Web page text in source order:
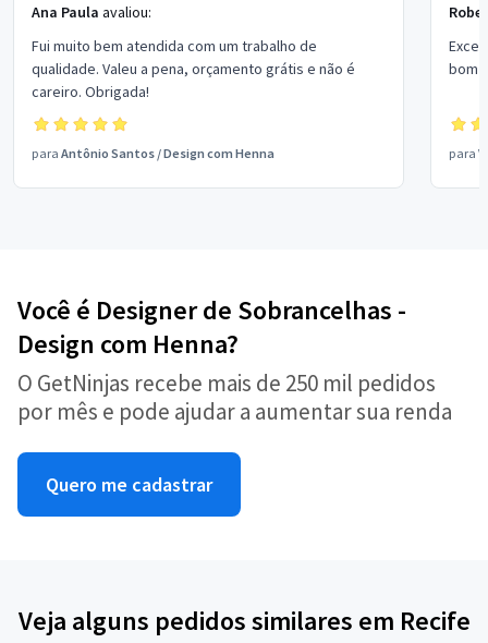
Ana Paula avaliou:
Fui muito bem atendida com um trabalho de
qualidade. Valeu a pena, orçamento grátis e não é
careiro. Obrigada!
para Antônio Santos /Design com Henna
bom
para
Você é Designer de Sobrancelhas -
Design com Henna?
O GetNinjas recebe mais de 250 mil pedidos
por mês e pode ajudar a aumentar sua renda
Quero me cadastrar
Veja alguns pedidos similares em Recife